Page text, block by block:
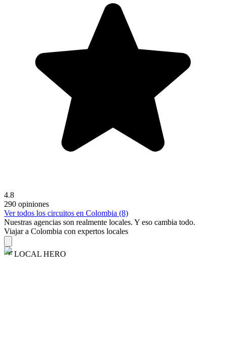
4.8
290 opiniones
Ver todos los circuitos en Colombia (8)
Nuestras agencias son realmente locales. Y eso cambia todo.
Viajar a Colombia con expertos locales
LOCAL HERO